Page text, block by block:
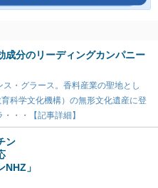
成分のリーディングカンパニー
・グラース。香料産業の聖地とし
科学文化機構）の無形文化遺産に登
・・【記事詳細】
ン
NHZ」